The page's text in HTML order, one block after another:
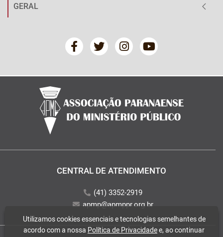
GERAL
CENTRAL DE ATENDIMENTO
(41) 3352-2919
apmp@apmppr.org.br
Utilizamos cookies essenciais e tecnologias semelhantes de
acordo com a nossa Política de Privacidadee, ao continuar